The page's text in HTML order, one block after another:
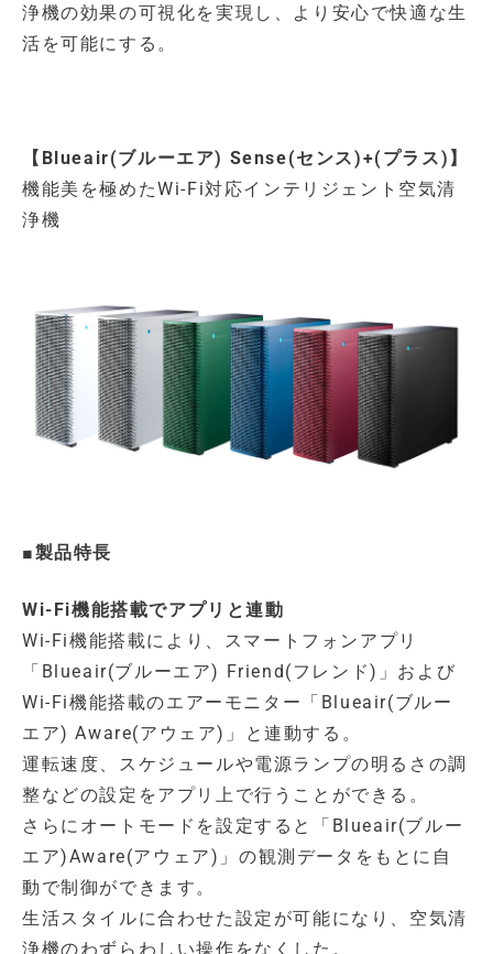
浄機の効果の可視化を実現し、より安心で快適な生
活を可能にする。
【 Blueair(ブルーエア) Sense(センス)+(プラス) 】
機能美を極めたWi-Fi対応インテリジェント空気清
浄機
■製品特長
Wi-Fi機能搭載でアプリと連動
Wi-Fi機能搭載により、スマートフォンアプリ
「Blueair(ブルーエア) Friend(フレンド)」および
Wi-Fi機能搭載のエアーモニター「Blueair(ブルー
エア) Aware(アウェア)」と連動する。
運転速度、スケジュールや電源ランプの明るさの調
整などの設定をアプリ上で行うことができる。
さらにオートモードを設定すると「Blueair(ブルー
エア)Aware(アウェア)」の観測データをもとに自
動で制御ができます。
生活スタイルに合わせた設定が可能になり、空気清
浄機のわずらわしい操作をなくした。